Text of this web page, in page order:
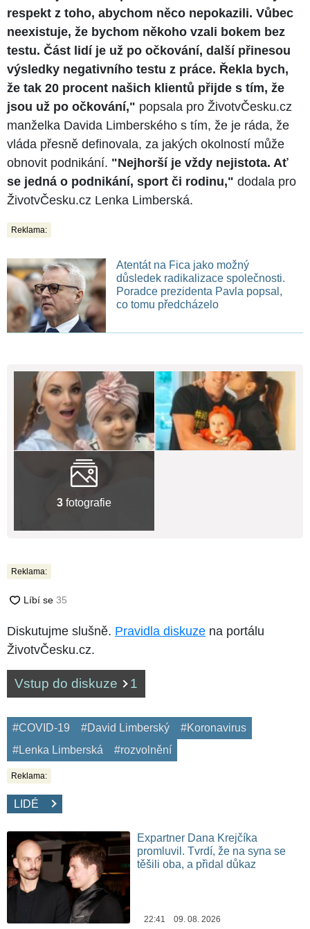
respekt z toho, abychom něco nepokazili. Vůbec
neexistuje, že bychom někoho vzali bokem bez
testu. Část lidí je už po očkování, další přinesou
výsledky negativního testu z práce. Řekla bych,
že tak 20 procent našich klientů přijde s tím, že
jsou už po očkování," popsala pro ŽivotvČesku.cz
manželka Davida Limberského s tím, že je ráda, že
vláda přesně definovala, za jakých okolností může
obnovit podnikání. "Nejhorší je vždy nejistota. Ať
se jedná o podnikání, sport či rodinu," dodala pro
ŽivotvČesku.cz Lenka Limberská.
Reklama:
Atentát na Fica jako možný
důsledek radikalizace společnosti.
Poradce prezidenta Pavla popsal,
co tomu předcházelo
3 fotografie
Reklama:
Diskutujme slušně. Pravidla diskuze na portálu
ŽivotvČesku.cz.
Vstup do diskuze 1
#COVID-19 #David Limberský
#Koronavirus
#Lenka Limberská
#rozvolnění
Reklama:
LIDÉ
Expartner Dana Krejčíka
promluvil. Tvrdí, že na syna se
těšili oba, a přidal důkaz
22:41 09. 08. 2026